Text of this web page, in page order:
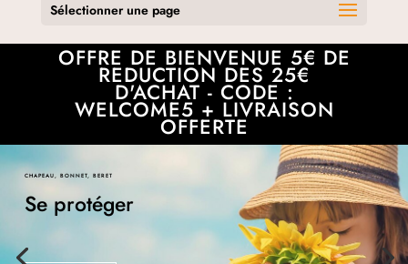
Sélectionner une page
OFFRE DE BIENVENUE 5€ DE
REDUCTION DES 25€
D'ACHAT - CODE :
WELCOME5 + LIVRAISON
OFFERTE
CHAPEAU, BONNET, BERET
Se protéger